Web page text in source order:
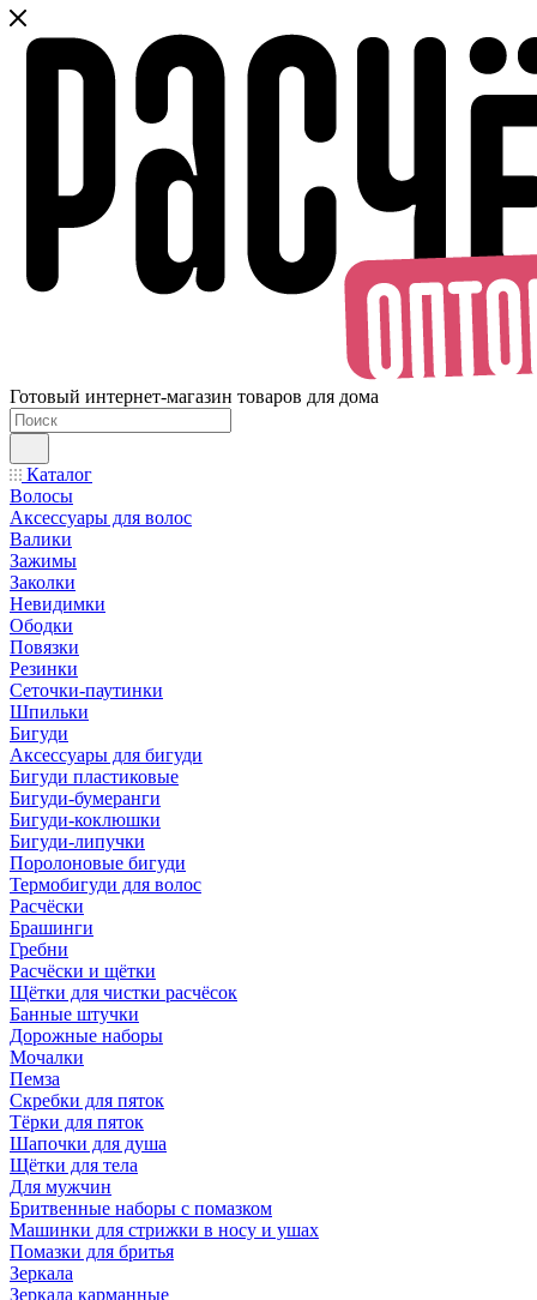
Готовый интернет-магазин товаров для дома
Каталог
Волосы
Аксессуары для волос
Валики
Зажимы
Заколки
Невидимки
Ободки
Повязки
Резинки
Сеточки-паутинки
Шпильки
Бигуди
Аксессуары для бигуди
Бигуди пластиковые
Бигуди-бумеранги
Бигуди-коклюшки
Бигуди-липучки
Поролоновые бигуди
Термобигуди для волос
Расчёски
Брашинги
Гребни
Расчёски и щётки
Щётки для чистки расчёсок
Банные штучки
Дорожные наборы
Мочалки
Пемза
Скребки для пяток
Тёрки для пяток
Шапочки для душа
Щётки для тела
Для мужчин
Бритвенные наборы с помазком
Машинки для стрижки в носу и ушах
Помазки для бритья
Зеркала
Зеркала карманные